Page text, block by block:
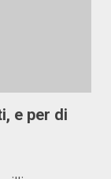
e per di